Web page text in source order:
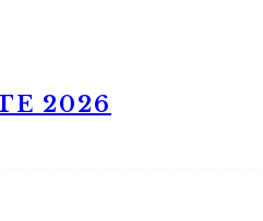
2026